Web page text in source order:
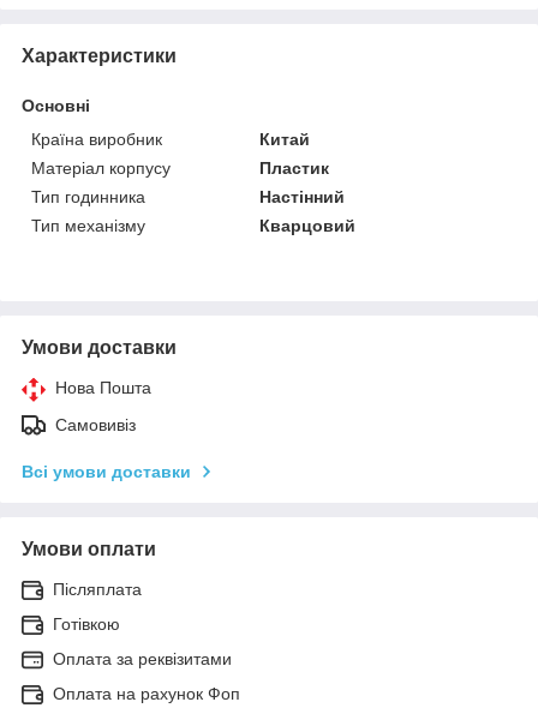
Характеристики
Основні
Країна виробник
Китай
Матеріал корпусу
Пластик
Тип годинника
Настінний
Тип механізму
Кварцовий
Умови доставки
Нова Пошта
Самовивіз
Всі умови доставки
Умови оплати
Післяплата
Готівкою
Оплата за реквізитами
Оплата на рахунок Фоп